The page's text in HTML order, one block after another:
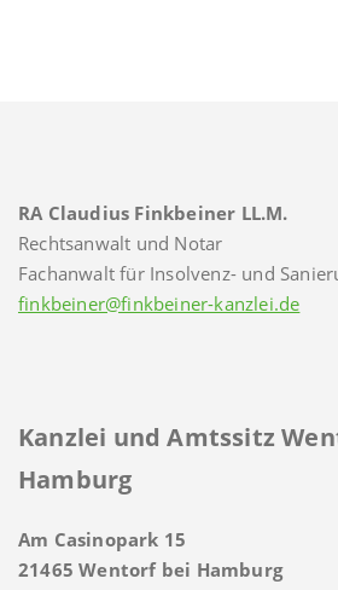
RA Claudius Finkbeiner LL.M.
Rechtsanwalt und Notar
Fachanwalt für Insolvenz- und
finkbeiner@finkbeiner-kanzlei.de
Kanzlei und Amtssitz
Hamburg
Am Casinopark 15
21465 Wentorf bei Hamburg